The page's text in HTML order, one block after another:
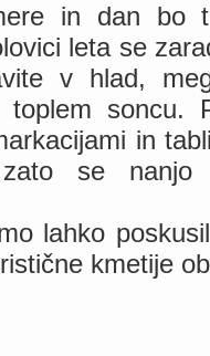
in dan bo
leta se
v hlad,
soncu.
in
se nanjo
lahko
kmetije